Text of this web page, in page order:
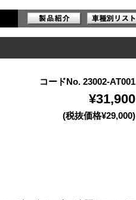
コードNo. 23002-AT001
¥31,900
(税抜価格¥29,000)